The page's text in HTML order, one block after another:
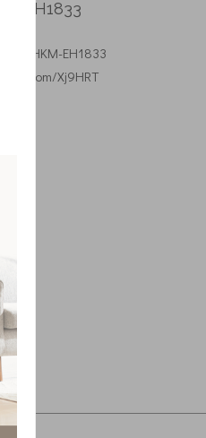
EH1833
體驗HKM-EH1833
Xj9HRT